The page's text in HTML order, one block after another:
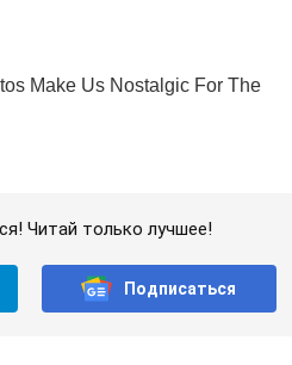
Читай только лучшее!
Подписаться